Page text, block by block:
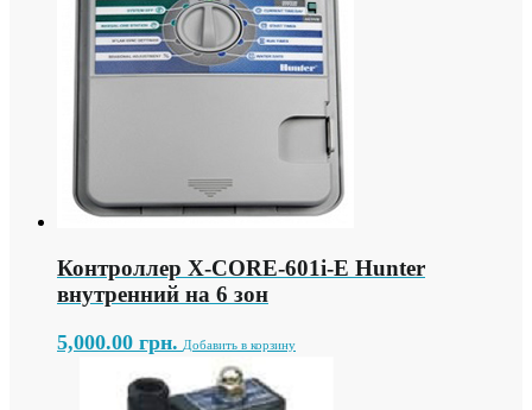
Контроллер X-СORE-601i-E Hunter
внутренний на 6 зон
5,000.00 грн. Добавить в корзину